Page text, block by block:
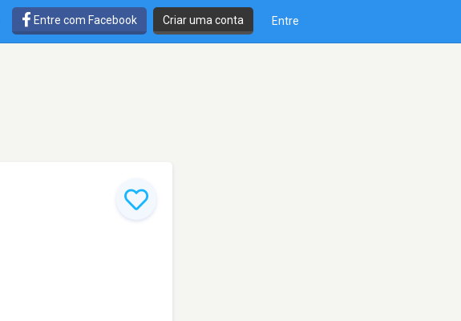
Entre com Facebook Criar uma conta Entre